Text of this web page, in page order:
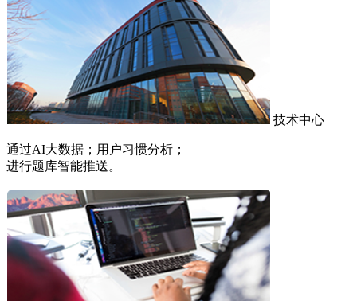
技术中心
通过AI大数据；用户习惯分析；
进行题库智能推送。